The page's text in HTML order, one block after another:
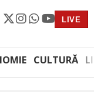
LIVE
CULTURĂ